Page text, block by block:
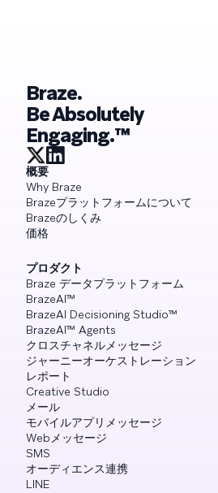
Braze.
Be Absolutely
Engaging.™
概要
Why Braze
Brazeプラットフォームについて
Brazeのしくみ
価格
プロダクト
Braze データプラットフォーム
BrazeAI™
BrazeAI Decisioning Studio™
BrazeAI™ Agents
クロスチャネルメッセージ
ジャーニーオーケストレーション
レポート
Creative Studio
メール
モバイルアプリメッセージ
Webメッセージ
SMS
オーディエンス連携
LINE